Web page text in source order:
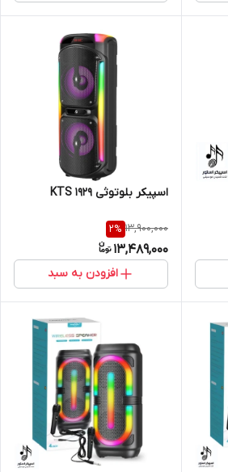
اسپیکر بلوتوثی KTS 1929
13,900,000
2%
13,489,000
افزودن به سبد